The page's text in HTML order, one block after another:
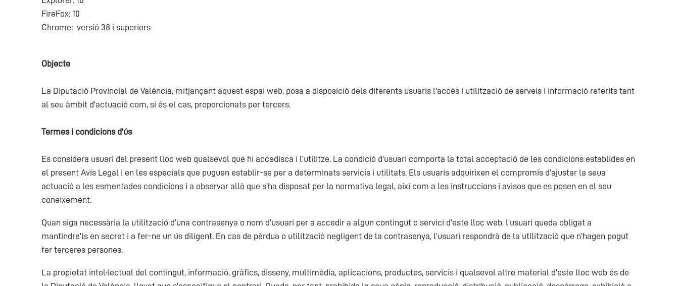
FireFox: 10
Chrome: versió 38 i superiors
Objecte
La Diputació Provincial de València, mitjançant aquest espai web, posa a disposició dels diferents usuaris l'accés i utilització de serveis i informació referits tant
al seu àmbit d'actuació com, si és el cas, proporcionats per tercers.
Termes i condicions d'ús
Es considera usuari del present lloc web qualsevol que hi accedisca i l’utilitze. La condició d’usuari comporta la total acceptació de les condicions establides en
el present Avís Legal i en les especials que puguen establir-se per a determinats servicis i utilitats. Els usuaris adquirixen el compromís d’ajustar la seua
actuació a les esmentades condicions i a observar allò que s’ha disposat per la normativa legal, així com a les instruccions i avisos que es posen en el seu
coneixement.
Quan siga necessària la utilització d’una contrasenya o nom d’usuari per a accedir a algun contingut o servici d’este lloc web, l’usuari queda obligat a
mantindre’ls en secret i a fer-ne un ús diligent. En cas de pèrdua o utilització negligent de la contrasenya, l’usuari respondrà de la utilització que n’hagen pogut
fer terceres persones.
La propietat intel·lectual del contingut, informació, gràfics, disseny, multimèdia, aplicacions, productes, servicis i qualsevol altre material d’este lloc web és de